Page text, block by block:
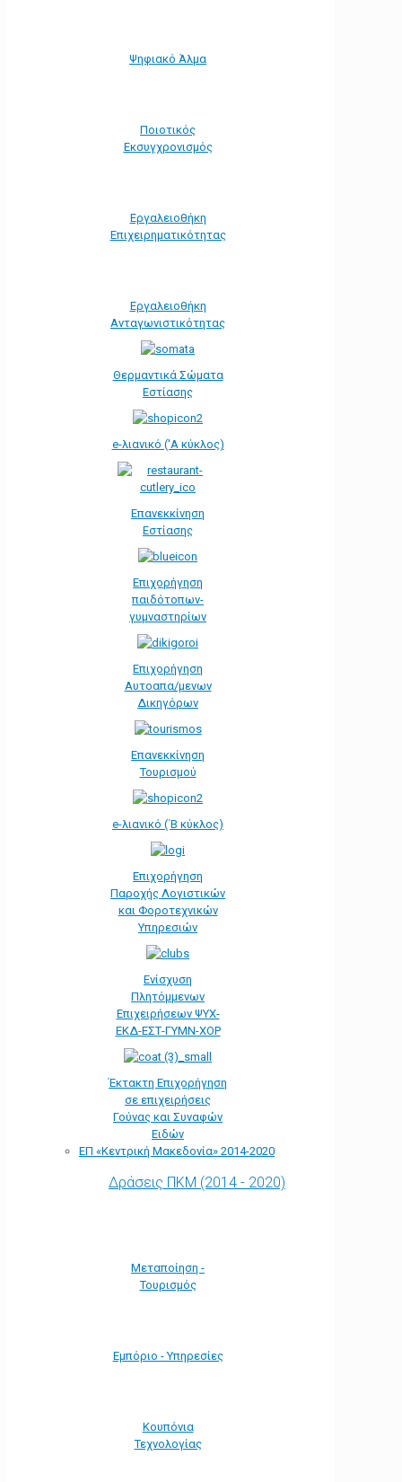
Ψηφιακό Άλμα
Ποιοτικός
Εκσυγχρονισμός
Εργαλειοθήκη
Eπιχειρηματικότητας
Εργαλειοθήκη
Ανταγωνιστικότητας
Θερμαντικά Σώματα
Εστίασης
e-λιανικό ('Α κύκλος)
Επανεκκίνηση
Εστίασης
Επιχορήγηση
παιδότοπων-
γυμναστηρίων
Επιχορήγηση
Αυτοαπα/μενων
Δικηγόρων
Επανεκκίνηση
Τουρισμού
e-λιανικό (΄Β κύκλος)
Επιχορήγηση
Παροχής Λογιστικών
και Φοροτεχνικών
Υπηρεσιών
Ενίσχυση
Πλητόμμενων
Επιχειρήσεων ΨΥΧ-
ΕΚΔ-ΕΣΤ-ΓΥΜΝ-ΧΟΡ
Έκτακτη Επιχορήγηση
σε επιχειρήσεις
Γούνας και Συναφών
Ειδών
ΕΠ «Kεντρική Μακεδονία» 2014-2020
Δράσεις ΠΚΜ (2014 - 2020)
Μεταποίηση -
Τουρισμός
Εμπόριο - Υπηρεσίες
Κουπόνια
Τεχνολογίας